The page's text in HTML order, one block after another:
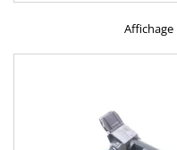
Affichage